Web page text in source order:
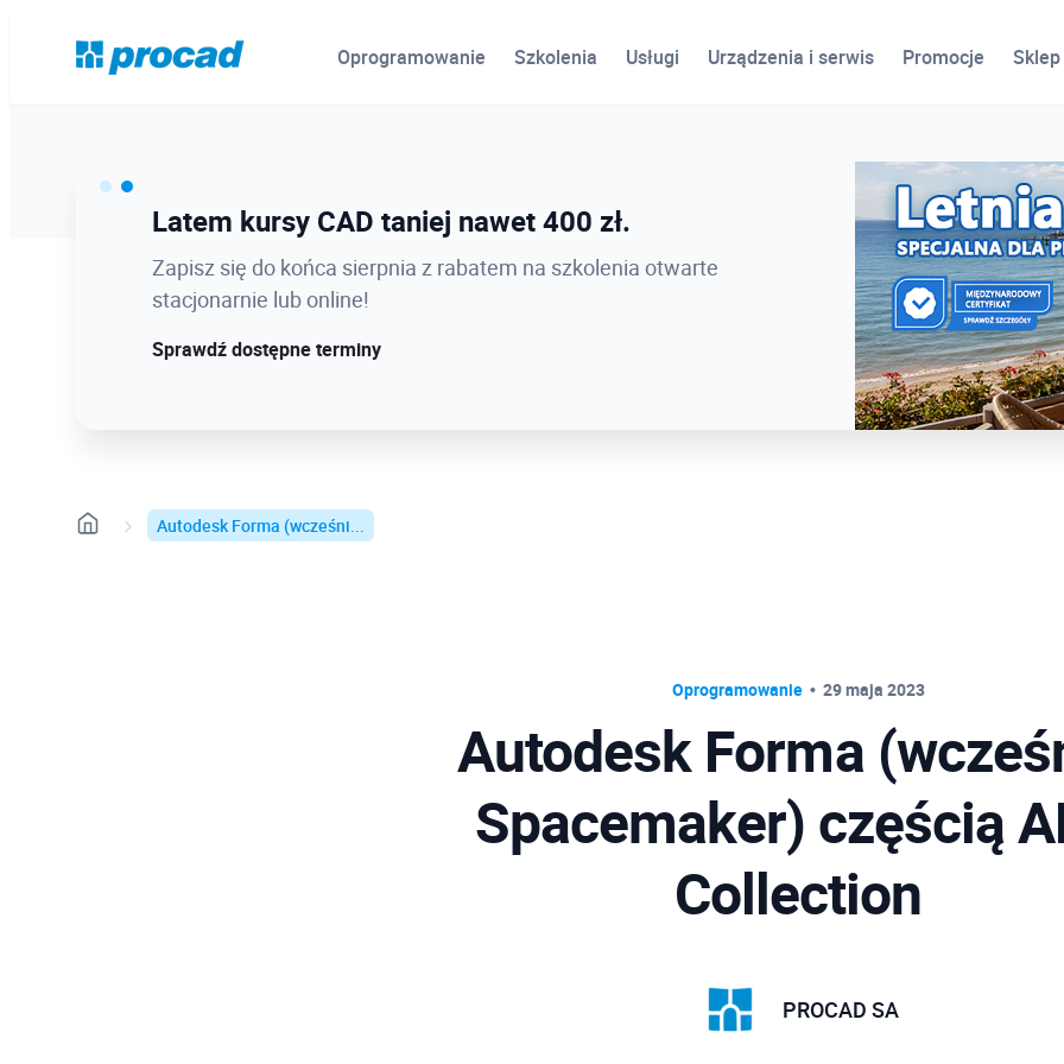
Oprogramowanie Szkolenia Usługi Urządzenia i serwis Promocje Sklep
Ostatnie dni promocji Blind Bird
12.08 o 12:08 zamykamy Blind Bird na PROCAD EXPO 2026 -
dołącz w najlepszej cenie!
Sprawdź szczegóły!
Latem kursy CAD taniej nawet 400 zł.
Zapisz się do końca sierpnia z rabatem na szkolenia otwarte
stacjonarnie lub online!
Sprawdź dostępne terminy
Autodesk Forma (wcześni...
Oprogramowanie 29 maja 2023
Autodesk Forma
Spacemaker) częścią
Collection
PROCAD SA